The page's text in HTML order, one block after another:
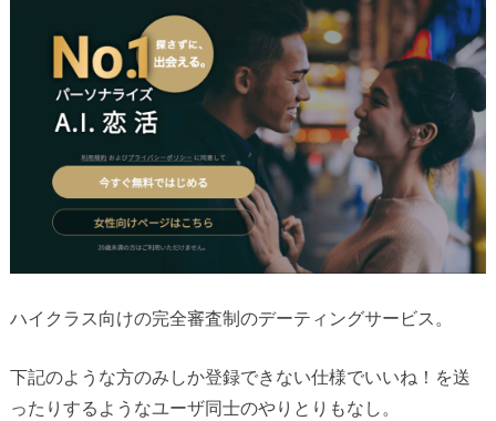
ハイクラス向けの完全審査制のデーティングサービス。
下記のような方のみしか登録できない仕様でいいね！を送
ったりするようなユーザ同士のやりとりもなし。